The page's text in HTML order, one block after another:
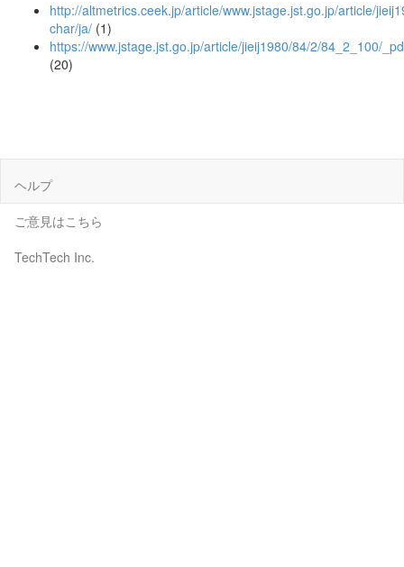
http://altmetrics.ceek.jp/article/www.jstage.jst.go.jp/article/
char/ja/ (1)
https://www.jstage.jst.go.jp/article/jieij1980/84/2/84_2_100/
(20)
ヘルプ
ご意見はこちら
TechTech Inc.